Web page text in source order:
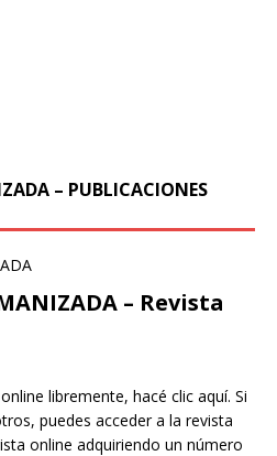
– PUBLICACIONES
– Revista
libremente, hacé clic aquí. Si
puedes acceder a la revista
online adquiriendo un número